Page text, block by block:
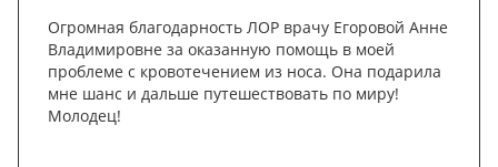
Огромная благодарность ЛОР врачу Егоровой Анне
Владимировне за оказанную помощь в моей
проблеме с кровотечением из носа. Она подарила
мне шанс и дальше путешествовать по миру!
Молодец!